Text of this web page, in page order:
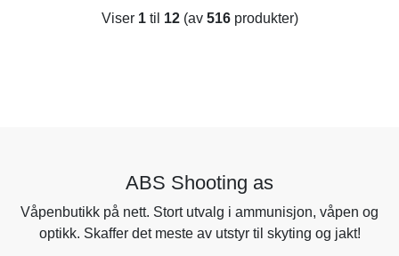
Viser 1til 12(av 516produkter)
ABS Shooting as
Våpenbutikk på nett. Stort utvalg i ammunisjon, våpen og
optikk. Skaffer det meste av utstyr til skyting og jakt!